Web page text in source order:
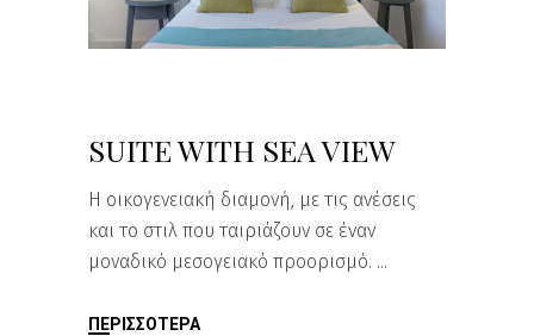
SUITE WITH SEA VIEW
Η οικογενειακή διαμονή, με τις ανέσεις
και το στιλ που ταιριάζουν σε έναν
μοναδικό μεσογειακό προορισμό.
ΠΕΡΙΣΣΌΤΕΡΑ